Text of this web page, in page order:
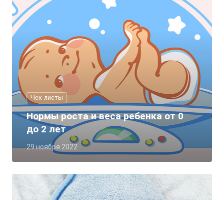
Чек-листы
29 ноября 2022
Нормы роста и веса ребенка от 0
до 2 лет